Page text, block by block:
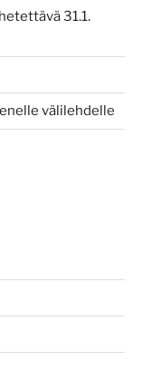
31.1.
välilehdelle